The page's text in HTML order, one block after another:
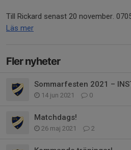
Till Rickard senast 20 november.
Läs mer
Fler nyheter
Sommarfesten 2021 –
14 jun 2021 0
Matchdags!
26 maj 2021 2